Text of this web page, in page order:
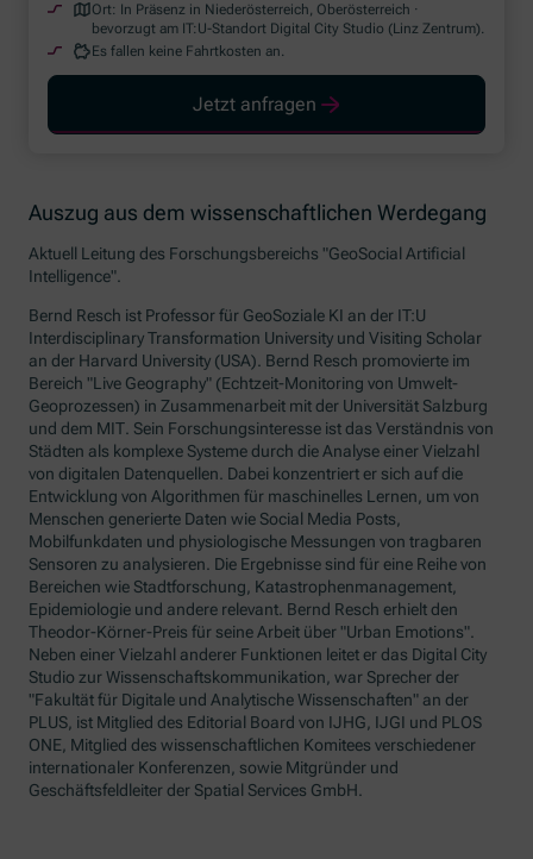
Ort: In Präsenz in Niederösterreich, Oberösterreich ·
bevorzugt am IT:U-Standort Digital City Studio (Linz Zentrum).
Es fallen keine Fahrtkosten an.
Jetzt anfragen
Auszug aus dem wissenschaftlichen Werdegang
Aktuell Leitung des Forschungsbereichs "GeoSocial Artificial
Intelligence".
Bernd Resch ist Professor für GeoSoziale KI an der IT:U
Interdisciplinary Transformation University undVisiting Scholar
an der Harvard University (USA). Bernd Resch promovierte im
Bereich "Live Geography" (Echtzeit-Monitoring von Umwelt-
Geoprozessen) in Zusammenarbeit mit der Universität Salzburg
und dem MIT . Sein Forschungsinteresse ist das Verständnis von
Städten als komplexe Systeme durch die Analyse einer Vielzahl
von digitalen Datenquellen. Dabei konzentriert er sich auf die
Entwicklung von Algorithmen für maschinelles Lernen, um von
Menschen generierte Daten wie Social Media Posts,
Mobilfunkdaten und physiologische Messungen von tragbaren
Sensoren zu analysieren. Die Ergebnisse sind für eine Reihe von
Bereichen wie Stadtforschung, Katastrophenmanagement,
Epidemiologie und andere relevant. Bernd Resch erhielt den
Theodor-Körner-Preis für seine Arbeit über "Urban Emotions"
Neben einer Vielzahl anderer Funktionen leitet er das Digital City
Studio zur Wissenschaftskommunikation, war Sprecher der
"Fakultät für Digitale und Analytische Wissenschaften" an der
PLUS, ist Mitglied des Editorial Board von IJHG, IJGI und PLOS
ONE, Mitglied des wissenschaftlichen Komitees verschiedener
internationaler Konferenzen, sowie Mitgründer und
Geschäftsfeldleiter der Spatial Services GmbH.